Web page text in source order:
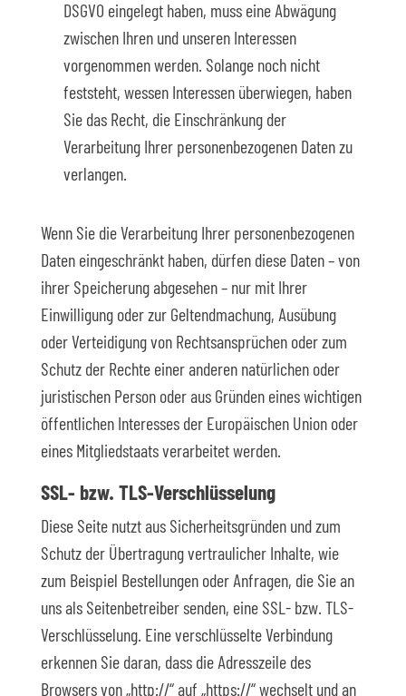
DSGVO eingelegt haben, muss eine Abwägung
zwischen Ihren und unseren Interessen
vorgenommen werden. Solange noch nicht
feststeht, wessen Interessen überwiegen, haben
Sie das Recht, die Einschränkung der
Verarbeitung Ihrer personenbezogenen Daten zu
verlangen.
Wenn Sie die Verarbeitung Ihrer personenbezogenen
Daten eingeschränkt haben, dürfen diese Daten – von
ihrer Speicherung abgesehen – nur mit Ihrer
Einwilligung oder zur Geltendmachung, Ausübung
oder Verteidigung von Rechtsansprüchen oder zum
Schutz der Rechte einer anderen natürlichen oder
juristischen Person oder aus Gründen eines wichtigen
öffentlichen Interesses der Europäischen Union oder
eines Mitgliedstaats verarbeitet werden.
SSL- bzw. TLS-Verschlüsselung
Diese Seite nutzt aus Sicherheitsgründen und zum
Schutz der Übertragung vertraulicher Inhalte, wie
zum Beispiel Bestellungen oder Anfragen, die Sie an
uns als Seitenbetreiber senden, eine SSL- bzw. TLS-
Verschlüsselung. Eine verschlüsselte Verbindung
erkennen Sie daran, dass die Adresszeile des
Browsers von „http://“ auf „https://“ wechselt und an